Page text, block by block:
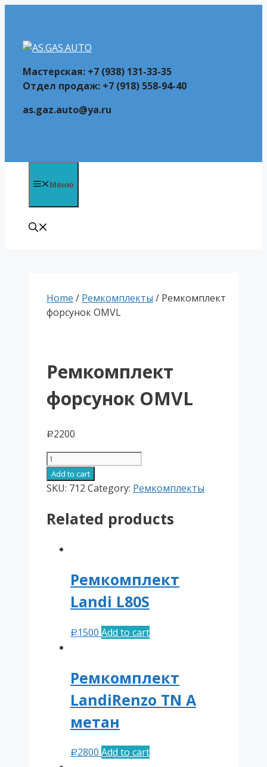
содержимому
Мастерская: +7 (938) 131-33-35
Отдел продаж: +7 (918) 558-94-40
as.gaz.auto@ya.ru
Меню
Home / Ремкомплекты / Ремкомплект
форсунок OMVL
Ремкомплект
форсунок OMVL
Р2200
Ремкомплект
форсунок
OMVL
Add to cart
SKU: 712 Category: Ремкомплекты
Related products
Ремкомплект
Landi L80S
Р 1500 Add to cart
Ремкомплект
LandiRenzo TN А
метан
Р2800 Add to cart